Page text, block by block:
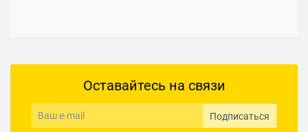
Оставайтесь на связи
Подписаться